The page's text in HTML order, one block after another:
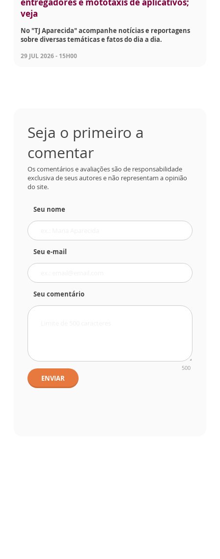
veja
No "TJ Aparecida" acompanhe notícias e reportagens
sobre diversas temáticas e fatos do dia a dia.
29 JUL 2026 - 15H00
Seja o primeiro a
comentar
Os comentários e avaliações são de responsabilidade
exclusiva de seus autores e não representam a opinião
do site.
Seu nome
Seu e-mail
Seu comentário
500
ENVIAR